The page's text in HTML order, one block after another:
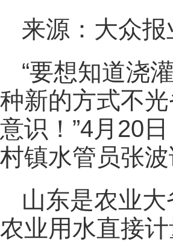
来源：大众报
“要想知道浇
种新的方式不
意识！”4月20
村镇水管员张波
山东是农业
农业用水直接